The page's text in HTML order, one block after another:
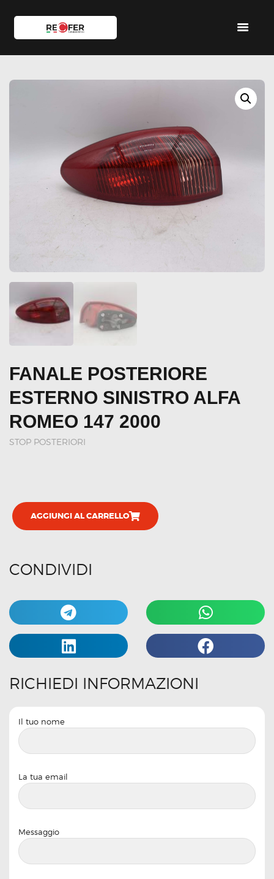
HOME
FANALE POSTERIORE
ESTERNO SINISTRO ALFA
ROMEO 147 2000
STOP POSTERIORI
AGGIUNGI AL CARRELLO
CONDIVIDI
RICHIEDI INFORMAZIONI
Il tuo nome
La tua email
Messaggio